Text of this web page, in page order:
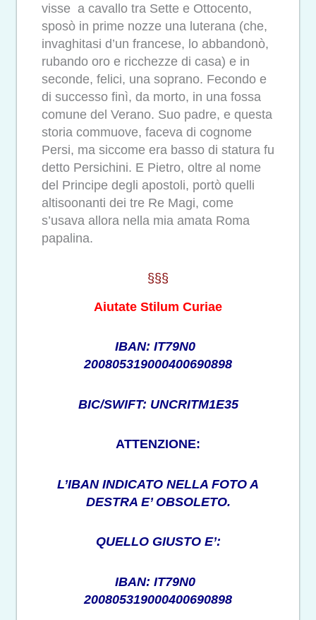
visse a cavallo tra Sette e Ottocento,
sposò in prime nozze una luterana (che,
invaghitasi d’un francese, lo abbandonò,
rubando oro e ricchezze di casa) e in
seconde, felici, una soprano. Fecondo e
di successo finì, da morto, in una fossa
comune del Verano. Suo padre, e questa
storia commuove, faceva di cognome
Persi, ma siccome era basso di statura fu
detto Persichini. E Pietro, oltre al nome
del Principe degli apostoli, portò quelli
altisoonanti dei tre Re Magi, come
s’usava allora nella mia amata Roma
papalina.
§§§
Aiutate Stilum Curiae
IBAN: IT79N0
200805319000400690898
BIC/SWIFT: UNCRITM1E35
ATTENZIONE:
L’IBAN INDICATO NELLA FOTO A
DESTRA E’ OBSOLETO.
QUELLO GIUSTO E’:
IBAN: IT79N0
200805319000400690898